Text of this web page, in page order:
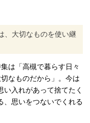
、大切なものを使い継
は「高槻で暮らす日々
なものだから」。今は
入れがあって捨てたく
、思いをつないでくれる